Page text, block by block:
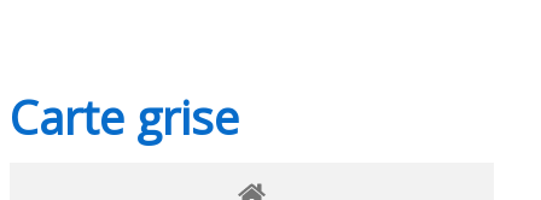
Carte grise